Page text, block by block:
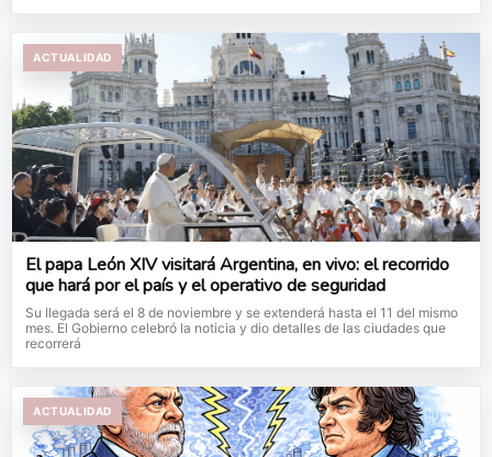
ACTUALIDAD
El papa León XIV visitará Argentina, en vivo: el recorrido
que hará por el país y el operativo de seguridad
Su llegada será el 8 de noviembre y se extenderá hasta el 11 del mismo
mes. El Gobierno celebró la noticia y dio detalles de las ciudades que
recorrerá
ACTUALIDAD